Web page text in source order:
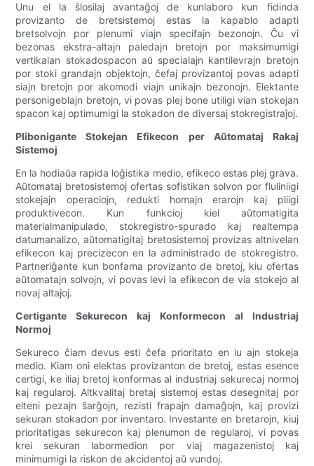
Unu el la ŝlosilaj avantaĝoj de kunlaboro kun fidinda
provizanto de bretsistemoj estas la kapablo adapti
bretsolvojn por plenumi viajn specifajn bezonojn. Ĉu vi
bezonas ekstra-altajn paledajn bretojn por maksimumigi
vertikalan stokadospacon aŭ specialajn kantilevrajn bretojn
por stoki grandajn objektojn, ĉefaj provizantoj povas adapti
siajn bretojn por akomodi viajn unikajn bezonojn. Elektante
personigeblajn bretojn, vi povas plej bone utiligi vian stokejan
spacon kaj optimumigi la stokadon de diversaj stokregistraĵoj.
Plibonigante Stokejan Efikecon per Aŭtomataj Rakaj
Sistemoj
En la hodiaŭa rapida loĝistika medio, efikeco estas plej grava.
Aŭtomataj bretosistemoj ofertas sofistikan solvon por fluliniigi
stokejajn operaciojn, redukti homajn erarojn kaj pliigi
produktivecon. Kun funkcioj kiel aŭtomatigita
materialmanipulado, stokregistro-spurado kaj realtempa
datumanalizo, aŭtomatigitaj bretosistemoj provizas altnivelan
efikecon kaj precizecon en la administrado de stokregistro.
Partneriĝante kun bonfama provizanto de bretoj, kiu ofertas
aŭtomatajn solvojn, vi povas levi la efikecon de via stokejo al
novaj altaĵoj.
Certigante Sekurecon kaj Konformecon al Industriaj
Normoj
Sekureco ĉiam devus esti ĉefa prioritato en iu ajn stokeja
medio. Kiam oni elektas provizanton de bretoj, estas esence
certigi, ke iliaj bretoj konformas al industriaj sekurecaj normoj
kaj regularoj. Altkvalitaj bretaj sistemoj estas desegnitaj por
elteni pezajn ŝarĝojn, rezisti frapajn damaĝojn, kaj provizi
sekuran stokadon por inventaro. Investante en bretarojn, kiuj
prioritatigas sekurecon kaj plenumon de regularoj, vi povas
krei sekuran labormedion por viaj magazenistoj kaj
minimumigi la riskon de akcidentoj aŭ vundoj.